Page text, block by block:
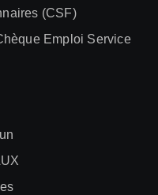
(CSF)
Emploi Service